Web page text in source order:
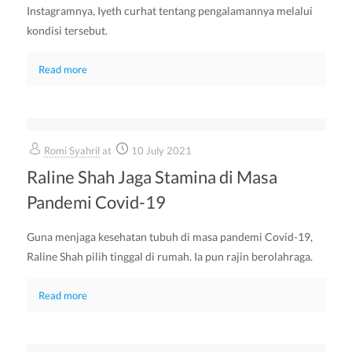
Instagramnya, Iyeth curhat tentang pengalamannya melalui
kondisi tersebut.
Read more
Romi Syahril at 10 July 2021
Raline Shah Jaga Stamina di Masa
Pandemi Covid-19
Guna menjaga kesehatan tubuh di masa pandemi Covid-19,
Raline Shah pilih tinggal di rumah. Ia pun rajin berolahraga.
Read more